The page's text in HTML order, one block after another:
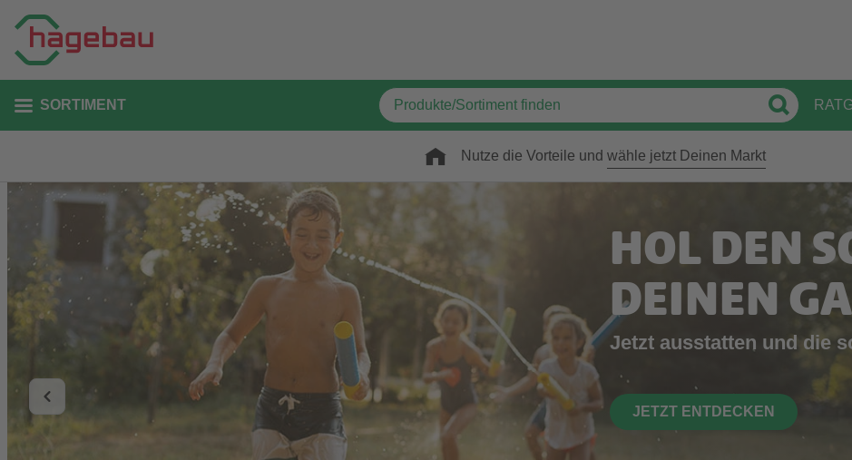
SORTIMENT
Nutze die Vorteile und wähle jetzt Deinen Markt
HOL DEN
DEINEN
Jetzt ausstatten und die
JETZT ENTDECKEN